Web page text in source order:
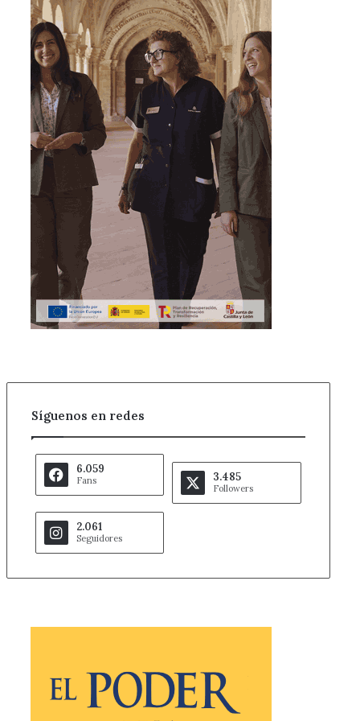
Síguenos en redes
6.059
Fans 3.485
Followers
2.061
Seguidores